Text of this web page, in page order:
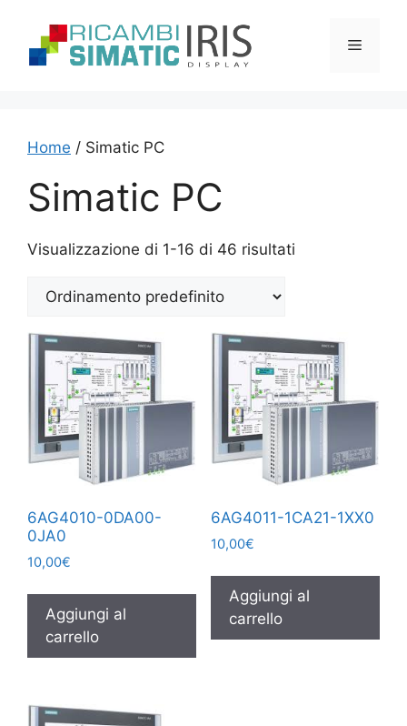
contenuto
Menu
Home / Simatic PC
Simatic PC
Visualizzazione di 1-16 di 46 risultati
6AG4010-0DA00-
0JA0
10,00€
Aggiungi al
carrello
6AG4011-1CA21-1XX0
10,00€
Aggiungi al
carrello